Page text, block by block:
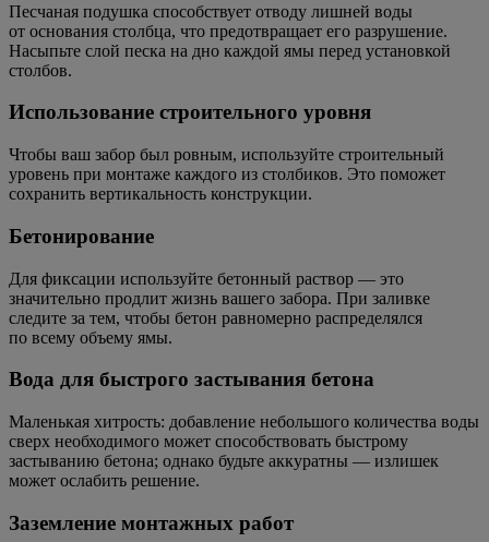
Песчаная подушка способствует отводу лишней воды
от основания столбца, что предотвращает его разрушение.
Насыпьте слой песка на дно каждой ямы перед установкой
столбов.
Использование строительного уровня
Чтобы ваш забор был ровным, используйте строительный
уровень при монтаже каждого из столбиков. Это поможет
сохранить вертикальность конструкции.
Бетонирование
Для фиксации используйте бетонный раствор — это
значительно продлит жизнь вашего забора. При заливке
следите за тем, чтобы бетон равномерно распределялся
по всему объему ямы.
Вода для быстрого застывания бетона
Маленькая хитрость: добавление небольшого количества воды
сверх необходимого может способствовать быстрому
застыванию бетона; однако будьте аккуратны — излишек
может ослабить решение.
Заземление монтажных работ